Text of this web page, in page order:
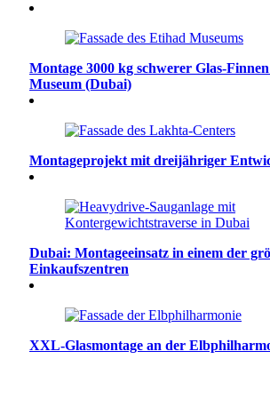
Montage 3000 kg schwerer Glas-
Museum (Dubai)
Montageprojekt mit dreijähriger
Dubai: Montageeinsatz in einem der
Einkaufszentren
XXL-Glasmontage an der